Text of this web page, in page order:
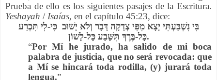
Prueba de ello es los siguientes pasajes de la Escritura.
Yeshayah / Isaías, en el capítulo 45:23, dice:
בִּי נִשְׁבַּעְתִּי יָצָא מִפִּי צְדָקָה דָּבָר וְלֹא יָשׁוּב כִּי-לִי תִּכְרַע
כָּל-בֶּרֶךְ תִּשָּׁבַע כָּל-לָשׁוֹן.
“Por Mí he jurado, ha salido de mi boca
palabra de justicia, que no será revocada: que
a Mí se hincará toda rodilla, (y) jurará toda
lengua.”